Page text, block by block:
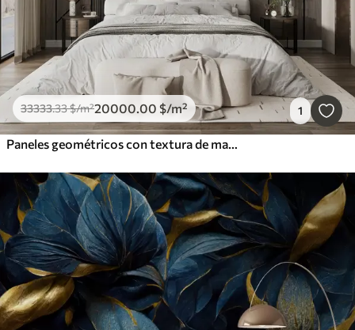
33333.33$/m²20000.00 $/m² 1
Paneles geométricos con textura de madera